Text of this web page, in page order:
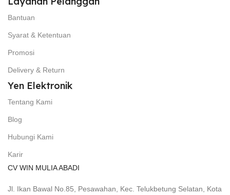
Bantuan
Syarat & Ketentuan
Promosi
Delivery & Return
Yen Elektronik
Tentang Kami
Blog
Hubungi Kami
Karir
CV WIN MULIA ABADI
Jl. Ikan Bawal No.85, Pesawahan, Kec. Telukbetung Selatan, Kota